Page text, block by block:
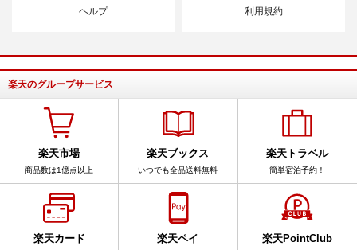
ヘルプ 利用規約
楽天のグループサービス
楽天市場
商品数は1億点以上
楽天ブックス
いつでも全品送料無料
楽天トラベル
簡単宿泊予約！
楽天カード 楽天ペイ 楽天PointClub